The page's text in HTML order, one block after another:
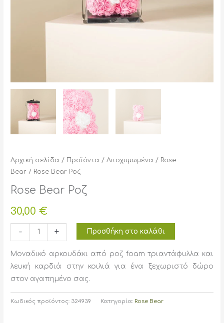
Αρχική σελίδα / Προϊόντα /Αποχυμωμένα / Rose
Bear / Rose Bear Ροζ
Rose Bear Ροζ
30,00€
-
Bear
Ροζ
ποσότητα
+ Προσθήκη στο καλάθι
Μοναδικό αρκουδάκι από ροζ foam τριαντάφυλλα και
λευκή καρδιά στην κοιλιά για ένα ξεχωριστό δώρο
στον αγαπημένο σας.
Κωδικός προϊόντος: 324939 Κατηγορία: Rose Bear